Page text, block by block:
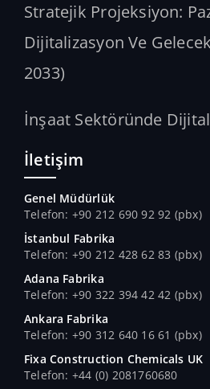
Stratejik Projeksiyon:
Dijitalizasyon Ve
2033)
İnşaat Sektöründe
İletişim
Genel Müdürlük
Telefon: +90 212 690 92 92 (pbx)
İstanbul Fabrika
Telefon: +90 212 428 62 83 (pbx)
Adana Fabrika
Telefon: +90 322 394 42 42 (pbx)
Ankara Fabrika
Telefon: +90 312 640 16 61 (pbx)
Fixa Construction Chemicals UK
Telefon: +44 (0) 2081760680